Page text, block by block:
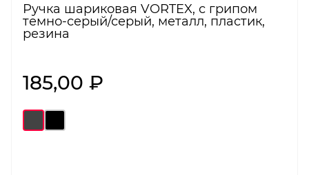
Ручка шариковая VORTEX, с грипом
темно-серый/серый, металл, пластик,
резина
185,00 ₽